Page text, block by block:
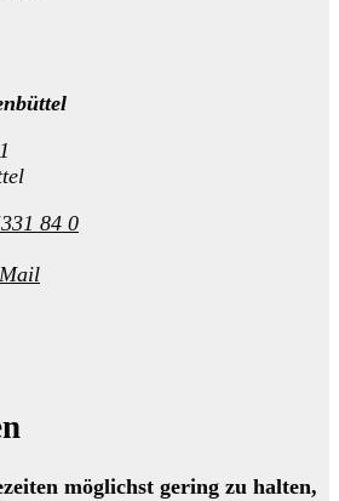
84 0
möglichst gering zu halten,